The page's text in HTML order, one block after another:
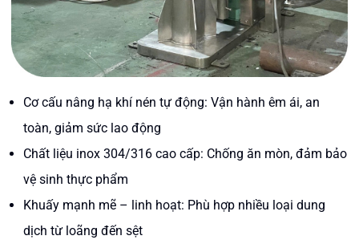
Cơ cấu nâng hạ khí nén tự động: Vận hành êm ái, an
toàn, giảm sức lao động
Chất liệu inox 304/316 cao cấp: Chống ăn mòn, đảm bảo
vệ sinh thực phẩm
Khuấy mạnh mẽ – linh hoạt: Phù hợp nhiều loại dung
dịch từ loãng đến sệt